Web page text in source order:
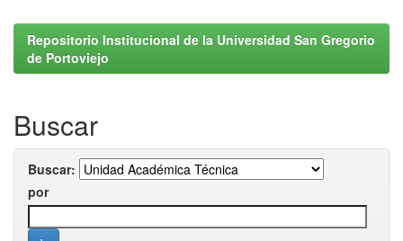
Repositorio Institucional de la Universidad San Gregorio
de Portoviejo
Buscar
Buscar:
por